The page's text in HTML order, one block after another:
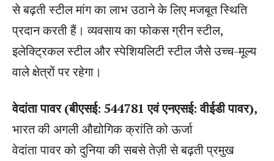
से बढ़ती स्टील मांग का लाभ उठाने के लिए मजबूत स्थिति
प्रदान करती हैं। व्यवसाय का फोकस ग्रीन स्टील,
इलेक्ट्रिकल स्टील और स्पेशियलिटी स्टील जैसे उच्च-मूल्य
वाले क्षेत्रों पर रहेगा।
वेदांता पावर (बीएसई: 544781 एवं एनएसई: वीईडी पावर),
भारत की अगली औद्योगिक क्रांति को ऊर्जा
वेदांता पावर को दुनिया की सबसे तेज़ी से बढ़ती प्रमुख